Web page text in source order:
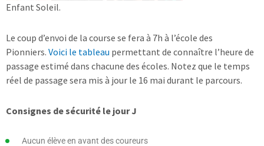
Enfant Soleil.
Le coup d’envoi de la course se fera à 7h à l’école des
Pionniers. Voici le tableau permettant de connaître l’heure de
passage estimé dans chacune des écoles. Notez que le temps
réel de passage sera mis à jour le 16 mai durant le parcours.
Consignes de sécurité le jour J
Aucun élève en avant des coureurs